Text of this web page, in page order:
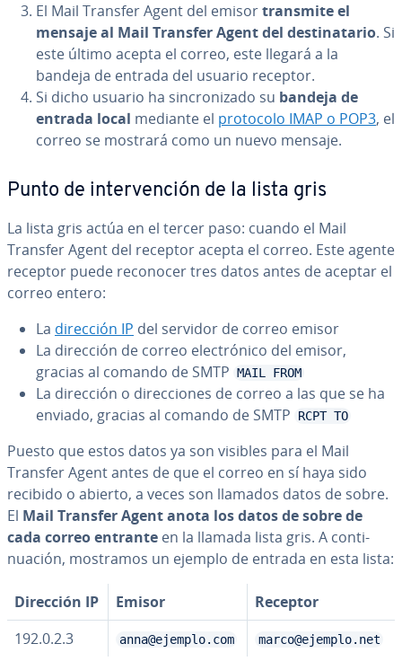
El Mail Transfer Agent del emisortransmite el
mensaje al Mail Transfer Agent del de­s­ti­na­ta­rio. Si
este último acepta el correo, este llegará a la
bandeja de entrada del usuario receptor.
Si dicho usuario ha si­n­cro­ni­za­do su bandeja de
entrada local mediante el protocolo IMAP o POP3, el
correo se mostrará como un nuevo mensaje.
Punto de in­te­r­ve­n­ción de la lista gris
La lista gris actúa en el tercer paso: cuando el Mail
Transfer Agent del receptor acepta el correo. Este agente
receptor puede reconocer tres datos antes de aceptar el
correo entero:
La dirección IP del servidor de correo emisor
La dirección de correo ele­c­tró­ni­co del emisor,
gracias al comando de SMTP MAIL FROM
La dirección o di­re­c­cio­nes de correo a las que se ha
enviado, gracias al comando de SMTP
RCPT TO
Puesto que estos datos ya son visibles para el Mail
Transfer Agent antes de que el correo en sí haya sido
recibido o abierto, a veces son llamados datos de sobre.
El Mail Transfer Agent anota los datos de sobre de
cada correo entrante en la llamada lista gris. A co­n­ti­
nua­ción, mostramos un ejemplo de entrada en esta lista:
Dirección IP Emisor
Receptor
192.0.2.3
anna@ejemplo.com marco@ejemplo.net